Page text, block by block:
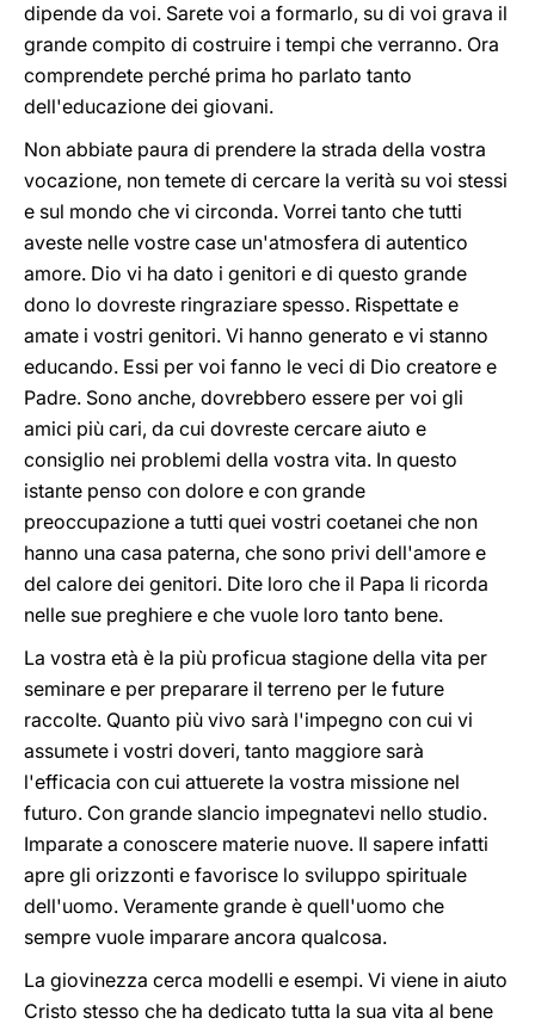
dipende da voi. Sarete voi a formarlo, su di voi grava il
grande compito di costruire i tempi che verranno. Ora
comprendete perché prima ho parlato tanto
dell'educazione dei giovani.
Non abbiate paura di prendere la strada della vostra
vocazione, non temete di cercare la verità su voi stessi
e sul mondo che vi circonda. Vorrei tanto che tutti
aveste nelle vostre case un'atmosfera di autentico
amore. Dio vi ha dato i genitori e di questo grande
dono lo dovreste ringraziare spesso. Rispettate e
amate i vostri genitori. Vi hanno generato e vi stanno
educando. Essi per voi fanno le veci di Dio creatore e
Padre. Sono anche, dovrebbero essere per voi gli
amici più cari, da cui dovreste cercare aiuto e
consiglio nei problemi della vostra vita. In questo
istante penso con dolore e con grande
preoccupazione a tutti quei vostri coetanei che non
hanno una casa paterna, che sono privi dell'amore e
del calore dei genitori. Dite loro che il Papa li ricorda
nelle sue preghiere e che vuole loro tanto bene.
La vostra età è la più proficua stagione della vita per
seminare e per preparare il terreno per le future
raccolte. Quanto più vivo sarà l'impegno con cui vi
assumete i vostri doveri, tanto maggiore sarà
l'efficacia con cui attuerete la vostra missione nel
futuro. Con grande slancio impegnatevi nello studio.
Imparate a conoscere materie nuove. Il sapere infatti
apre gli orizzonti e favorisce lo sviluppo spirituale
dell'uomo. Veramente grande è quell'uomo che
sempre vuole imparare ancora qualcosa.
La giovinezza cerca modelli e esempi. Vi viene in aiuto
Cristo stesso che ha dedicato tutta la sua vita al bene